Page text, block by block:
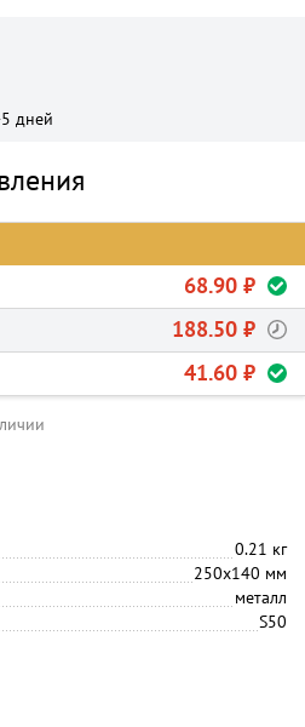
дней
68.90 ₽
188.50 ₽
41.60 ₽
0.21 кг
250х140 мм
металл
S50